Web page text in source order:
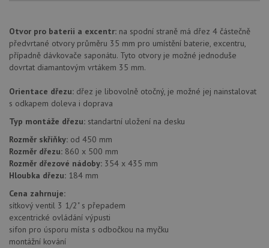
Otvor pro baterii a excentr: na spodní straně má dřez 4 částečně
předvrtané otvory průměru 35 mm pro umístění baterie, excentru,
případně dávkovače saponátu. Tyto otvory je možné jednoduše
dovrtat diamantovým vrtákem 35 mm.
Orientace dřezu: dřez je libovolně otočný, je možné jej nainstalovat
s odkapem doleva i doprava
Typ montáže dřezu: standartní uložení na desku
Rozměr skříňky: od 450 mm
Rozměr dřezu: 860 x 500 mm
Rozměr dřezové nádoby: 354 x 435 mm
Hloubka dřezu: 184 mm
Cena zahrnuje:
sítkový ventil 3 1/2" s přepadem
excentrické ovládání výpusti
sifon pro úsporu místa s odbočkou na myčku
montážní kování